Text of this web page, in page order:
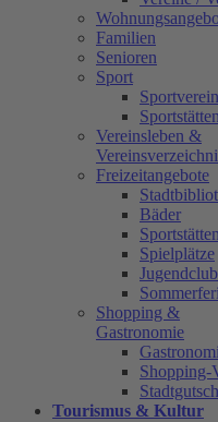
Familien
Senioren
Sport
Sportstätten
Vereinsleben &
Freizeitangebote
Bäder
Sportstätten
Spielplätze
Shopping &
Gastronomie
Shopping-
Tourismus & Kultur